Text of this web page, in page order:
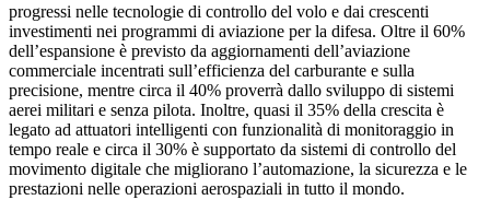
progressi nelle tecnologie di controllo del volo e dai crescenti
investimenti nei programmi di aviazione per la difesa. Oltre il 60%
dell’espansione è previsto da aggiornamenti dell’aviazione
commerciale incentrati sull’efficienza del carburante e sulla
precisione, mentre circa il 40% proverrà dallo sviluppo di sistemi
aerei militari e senza pilota. Inoltre, quasi il 35% della crescita è
legato ad attuatori intelligenti con funzionalità di monitoraggio in
tempo reale e circa il 30% è supportato da sistemi di controllo del
movimento digitale che migliorano l’automazione, la sicurezza e le
prestazioni nelle operazioni aerospaziali in tutto il mondo.